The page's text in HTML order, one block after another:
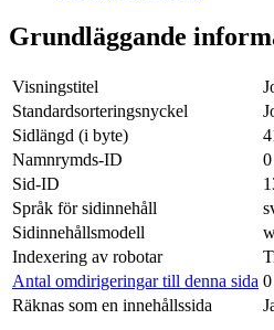
Grundläggande
Visningstitel
Standardsorteringsnyckel
Sidlängd (i byte)
Namnrymds-ID
0
Sid-ID
Språk för sidinnehåll
Sidinnehållsmodell
Indexering av robotar
Antal omdirigeringar till denna sida 0
Räknas som en innehållssida